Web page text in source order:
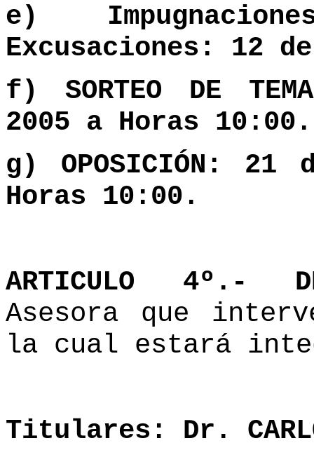
e)
Excusaciones: 12
f) SORTEO DE
2005 a Horas 10:00.
g) OPOSICIÓN:
Horas 10:00.
ARTICULO 4º.-
Asesora que
la cual estará
Titulares: Dr.